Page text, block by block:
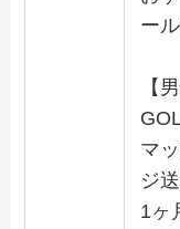
ー
【
マ
ジ
1ヶ